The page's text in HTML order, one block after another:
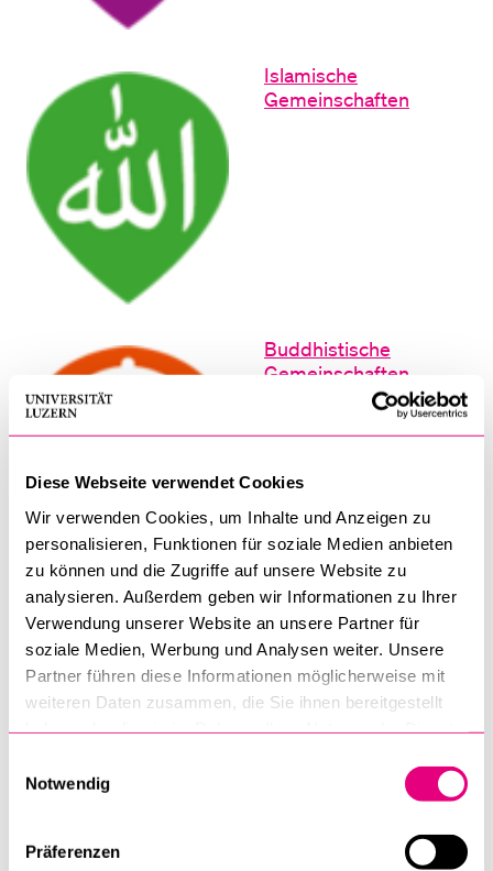
Diese Webseite verwendet Cookies
Wir verwenden Cookies, um Inhalte und Anzeigen zu
personalisieren, Funktionen für soziale Medien anbieten
zu können und die Zugriffe auf unsere Website zu
analysieren. Außerdem geben wir Informationen zu Ihrer
Verwendung unserer Website an unsere Partner für
soziale Medien, Werbung und Analysen weiter. Unsere
Partner führen diese Informationen möglicherweise mit
weiteren Daten zusammen, die Sie ihnen bereitgestellt
Notwendig
Präferenzen
Islamische
Gemeinschaften
Buddhistische
Gemeinschaften
Hindu-Traditionen